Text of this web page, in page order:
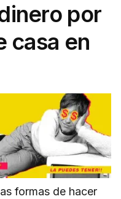
por
casa en
formas de hacer